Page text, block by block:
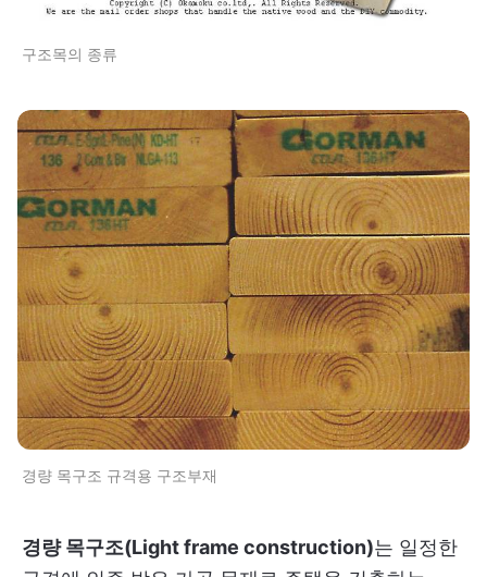
구조목의 종류
경량 목구조 규격용 구조부재
경량 목구조(Light frame construction)는 일정한